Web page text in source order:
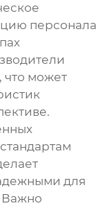
персонала
что может
для
Важно